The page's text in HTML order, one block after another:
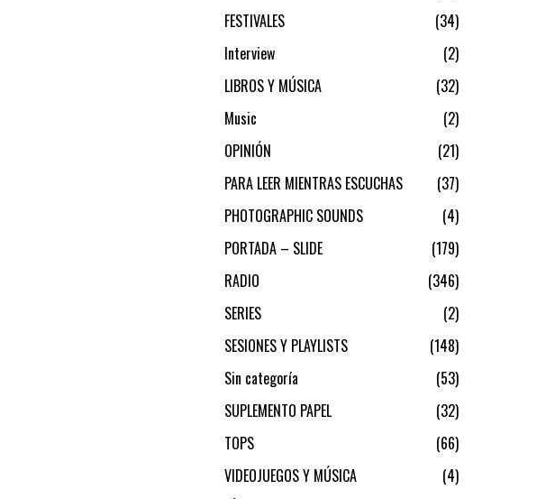
FESTIVALES
34
Interview
2
LIBROS Y MÚSICA
32
Music
2
OPINIÓN
21
PARA LEER MIENTRAS ESCUCHAS
37
PHOTOGRAPHIC SOUNDS
4
PORTADA – SLIDE
179
RADIO
346
SERIES
2
SESIONES Y PLAYLISTS
148
Sin categoría
53
SUPLEMENTO PAPEL
32
TOPS
66
VIDEOJUEGOS Y MÚSICA
4